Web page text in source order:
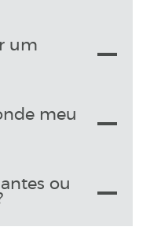
um
meu
ou